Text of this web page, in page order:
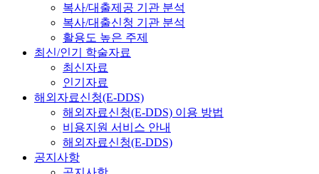
복사/대출제공 기관 분석
복사/대출신청 기관 분석
활용도 높은 주제
최신/인기 학술자료
최신자료
인기자료
해외자료신청(E-DDS)
해외자료신청(E-DDS) 이용 방법
비용지원 서비스 안내
해외자료신청(E-DDS)
공지사항